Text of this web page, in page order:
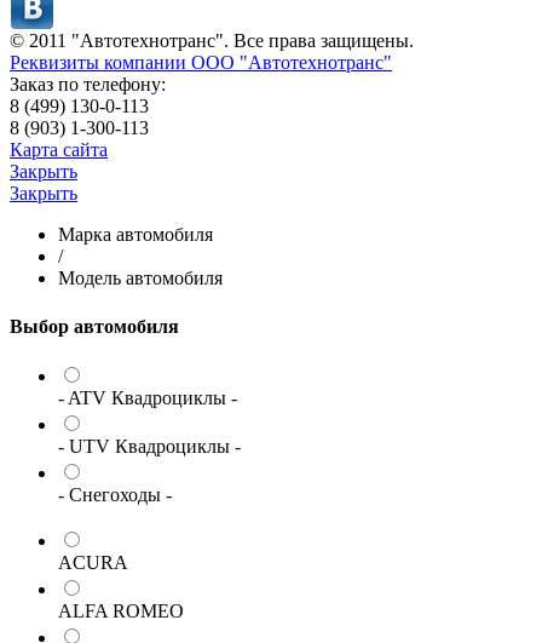
© 2011 "Автотехнотранс". Все права защищены.
Реквизиты компании ООО "Автотехнотранс"
Заказ по телефону:
8 (499) 130-0-113
8 (903) 1-300-113
Карта сайта
Закрыть
Закрыть
Марка автомобиля
/
Модель автомобиля
Выбор автомобиля
- ATV Квадроциклы -
- UTV Квадроциклы -
- Снегоходы -
ACURA
ALFA ROMEO